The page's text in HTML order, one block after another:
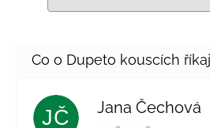
JČ Jana Čechová